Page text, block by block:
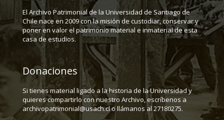
El Archivo Patrimonial de la Universidad de Santiago de
Chile nace en 2009 con la misión de custodiar, conservar y
poner en valor el patrimonio material e inmaterial de esta
casa de estudios.
Donaciones
Si tienes material ligado a la historia de la Universidad y
quieres compartirlo con nuestro Archivo, escríbenos a
archivopatrimonial@usach.cl o llámanos al 27180275.